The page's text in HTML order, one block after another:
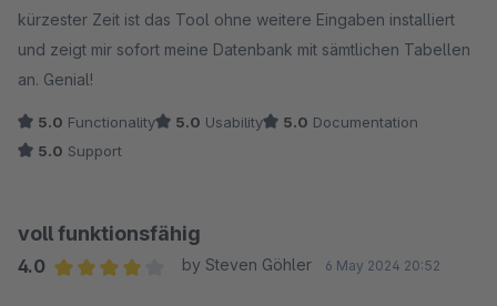
kürzester Zeit ist das Tool ohne weitere Eingaben installiert
und zeigt mir sofort meine Datenbank mit sämtlichen Tabellen
an. Genial!
5.0 Functionality 5.0 Usability 5.0 Documentation
5.0 Support
voll funktionsfähig
4.0
by Steven Göhler 6 May 2024 20:52